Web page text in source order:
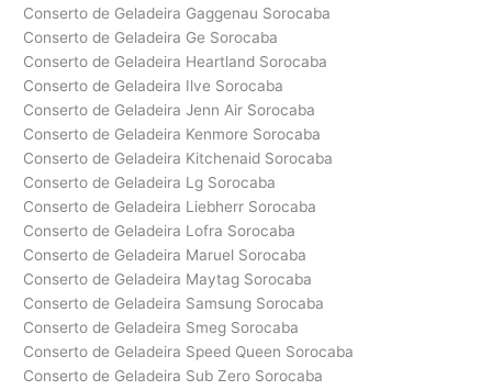
Conserto de Geladeira Gaggenau Sorocaba
Conserto de Geladeira Ge Sorocaba
Conserto de Geladeira Heartland Sorocaba
Conserto de Geladeira Ilve Sorocaba
Conserto de Geladeira Jenn Air Sorocaba
Conserto de Geladeira Kenmore Sorocaba
Conserto de Geladeira Kitchenaid Sorocaba
Conserto de Geladeira Lg Sorocaba
Conserto de Geladeira Liebherr Sorocaba
Conserto de Geladeira Lofra Sorocaba
Conserto de Geladeira Maruel Sorocaba
Conserto de Geladeira Maytag Sorocaba
Conserto de Geladeira Samsung Sorocaba
Conserto de Geladeira Smeg Sorocaba
Conserto de Geladeira Speed Queen Sorocaba
Conserto de Geladeira Sub Zero Sorocaba